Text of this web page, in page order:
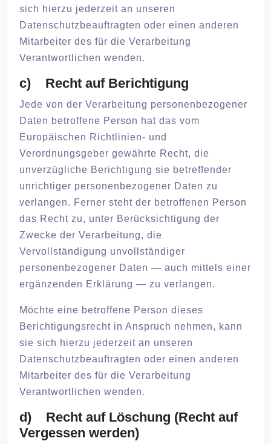
sich hierzu jederzeit an unseren
Datenschutzbeauftragten oder einen anderen
Mitarbeiter des für die Verarbeitung
Verantwortlichen wenden.
c) Recht auf Berichtigung
Jede von der Verarbeitung personenbezogener
Daten betroffene Person hat das vom
Europäischen Richtlinien- und
Verordnungsgeber gewährte Recht, die
unverzügliche Berichtigung sie betreffender
unrichtiger personenbezogener Daten zu
verlangen. Ferner steht der betroffenen Person
das Recht zu, unter Berücksichtigung der
Zwecke der Verarbeitung, die
Vervollständigung unvollständiger
personenbezogener Daten — auch mittels einer
ergänzenden Erklärung — zu verlangen.
Möchte eine betroffene Person dieses
Berichtigungsrecht in Anspruch nehmen, kann
sie sich hierzu jederzeit an unseren
Datenschutzbeauftragten oder einen anderen
Mitarbeiter des für die Verarbeitung
Verantwortlichen wenden.
d) Recht auf Löschung (Recht auf
Vergessen werden)